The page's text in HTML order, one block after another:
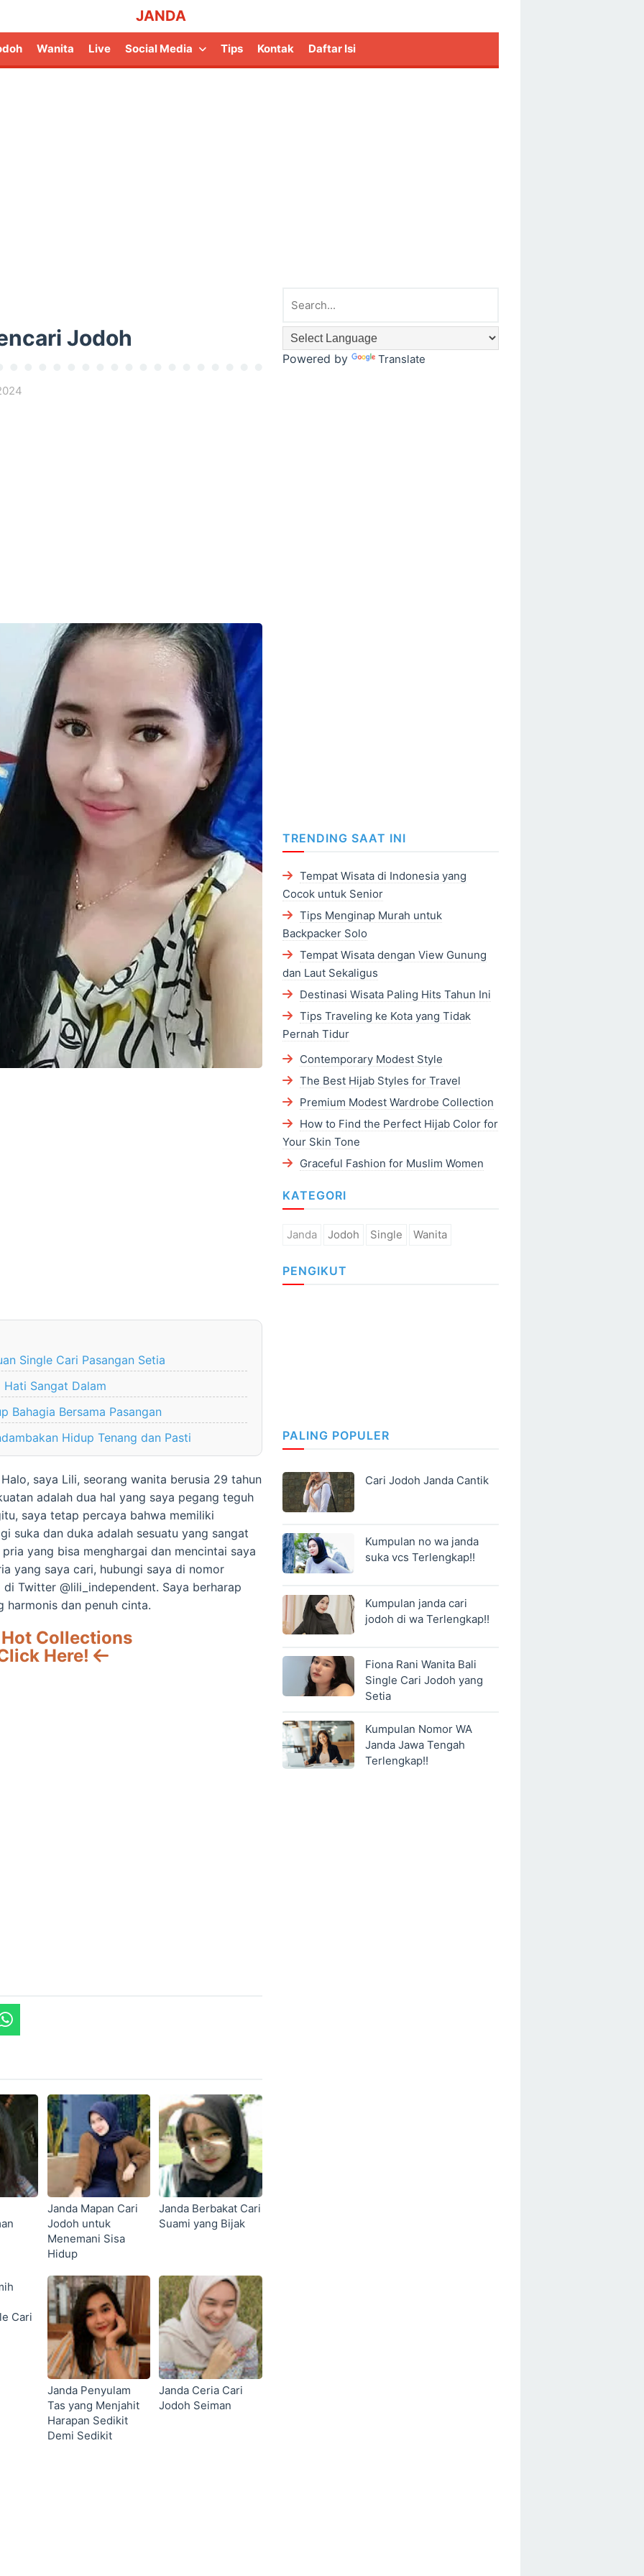
JANDA
Wanita Live Social Media Tips Kontak Daftar Isi
Jodoh
Single Cari Pasangan Setia
Sangat Dalam
Bahagia Bersama Pasangan
Hidup Tenang dan Pasti
saya Lili, seorang wanita berusia 29 tahun
adalah dua hal yang saya pegang teguh
saya tetap percaya bahwa memiliki
suka dan duka adalah sesuatu yang sangat
yang bisa menghargai dan mencintai saya
yang saya cari, hubungi saya di nomor
Twitter @lili_independent. Saya berharap
harmonis dan penuh cinta.
Collections
Here!
Janda Mapan Cari
Jodoh untuk
Menemani Sisa
Hidup
Janda Berbakat Cari
Suami yang Bijak
Cari
Janda Penyulam
Tas yang Menjahit
Harapan Sedikit
Demi Sedikit
Janda Ceria Cari
Jodoh Seiman
Powered by Translate
TRENDING SAAT INI
Tempat Wisata di Indonesia yang
Cocok untuk Senior
Tips Menginap Murah untuk
Backpacker Solo
Tempat Wisata dengan View Gunung
dan Laut Sekaligus
Destinasi Wisata Paling Hits Tahun Ini
Tips Traveling ke Kota yang Tidak
Pernah Tidur
Contemporary Modest Style
The Best Hijab Styles for Travel
Premium Modest Wardrobe Collection
How to Find the Perfect Hijab Color for
Your Skin Tone
Graceful Fashion for Muslim Women
KATEGORI
Janda Jodoh Single Wanita
PENGIKUT
PALING POPULER
Cari Jodoh Janda Cantik
Kumpulan no wa janda
suka vcs Terlengkap!!
Kumpulan janda cari
jodoh di wa Terlengkap!!
Fiona Rani Wanita Bali
Single Cari Jodoh yang
Setia
Kumpulan Nomor WA
Janda Jawa Tengah
Terlengkap!!